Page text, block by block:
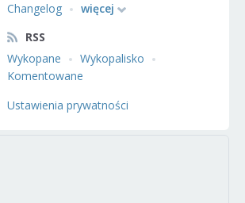
Changelog
więcej
RSS
Wykopane
Wykopalisko
Komentowane
Ustawienia prywatności